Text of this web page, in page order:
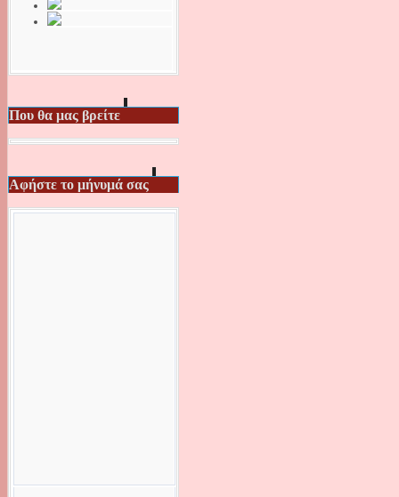
Που θα μας βρείτε
Αφήστε το μήνυμά σας